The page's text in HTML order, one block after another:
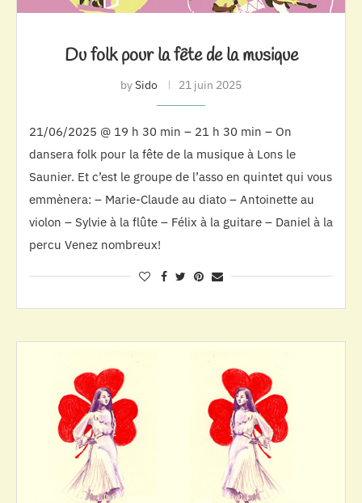
Du folk pour la fête de la musique
bySido 21 juin 2025
21/06/2025 @ 19 h 30 min – 21 h 30 min – On
dansera folk pour la fête de la musique à Lons le
Saunier. Et c’est le groupe de l’asso en quintet qui vous
emmènera: – Marie-Claude au diato – Antoinette au
violon – Sylvie à la flûte – Félix à la guitare – Daniel à la
percu Venez nombreux!